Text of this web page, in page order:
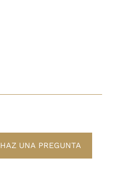
HAZ UNA PREGUNTA